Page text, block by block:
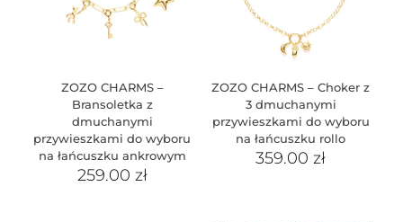
ZOZO CHARMS –
Bransoletka z
dmuchanymi
przywieszkami do wyboru
na łańcuszku ankrowym
259.00 zł
ZOZO CHARMS – Choker z
3 dmuchanymi
przywieszkami do wyboru
na łańcuszku rollo
359.00zł